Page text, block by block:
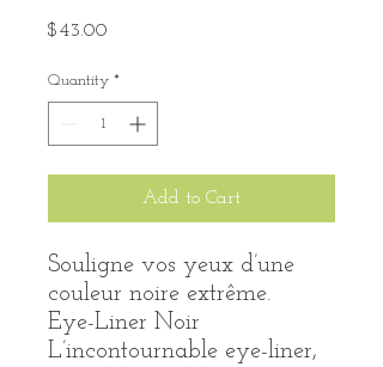
$43.00
Quantity *
Add to Cart
Souligne vos yeux d’une
couleur noire extrême.
Eye-Liner Noir
L’incontournable eye-liner,